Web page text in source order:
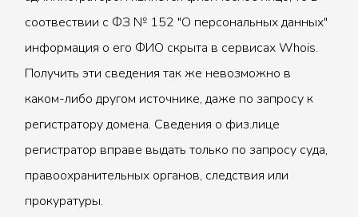
соотвествии с ФЗ № 152 "О персональных данных"
информация о его ФИО скрыта в сервисах Whois.
Получить эти сведения так же невозможно в
каком-либо другом источнике, даже по запросу к
регистратору домена. Сведения о физ.лице
регистратор вправе выдать только по запросу суда,
правоохранительных органов, следствия или
прокуратуры.